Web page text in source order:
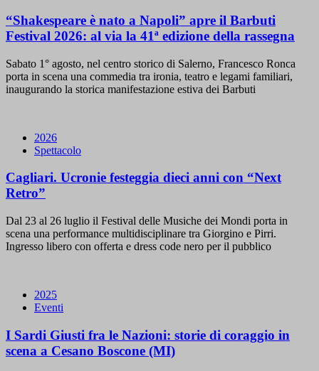
“Shakespeare è nato a Napoli” apre il Barbuti
Festival 2026: al via la 41ª edizione della rassegna
Sabato 1° agosto, nel centro storico di Salerno, Francesco Ronca
porta in scena una commedia tra ironia, teatro e legami familiari,
inaugurando la storica manifestazione estiva dei Barbuti
2026
Spettacolo
Cagliari. Ucronie festeggia dieci anni con “Next
Retro”
Dal 23 al 26 luglio il Festival delle Musiche dei Mondi porta in
scena una performance multidisciplinare tra Giorgino e Pirri.
Ingresso libero con offerta e dress code nero per il pubblico
2025
Eventi
I Sardi Giusti fra le Nazioni: storie di coraggio in
scena a Cesano Boscone (MI)